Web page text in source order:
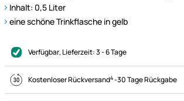
Inhalt: 0,5 Liter
eine schöne Trinkflasche in gelb
Verfügbar, Lieferzeit:3 - 6 Tage
Kostenloser Rückversand4-30 Tage Rückgabe